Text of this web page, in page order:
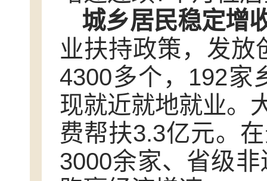
城乡居民稳定增
业扶持政策，发放
4300多个，192家
现就近就地就业。
费帮扶3.3亿元。
3000余家、省级